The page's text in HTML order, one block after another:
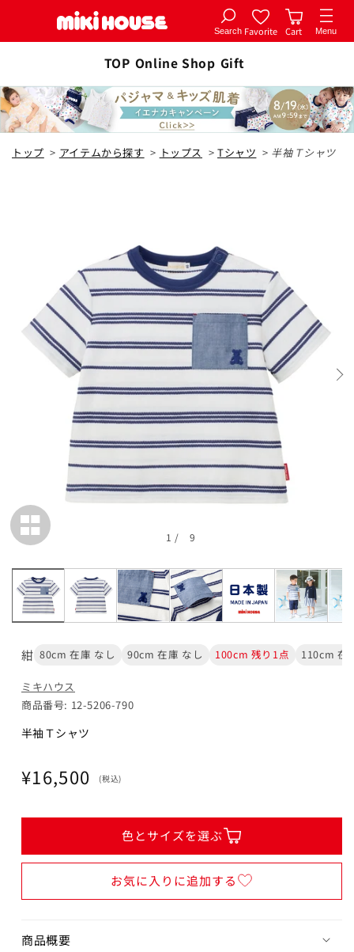
コンテ
Search Favorite Cart Menu
TOP Online Shop Gift
トップ > アイテムから探す > トップス > Tシャツ > 半袖Ｔシャツ
1 / 9
紺 80cm 在庫 なし 90cm 在庫 なし 100cm 残り1点 110cm 在
ミキハウス
商品番号: 12-5206-790
半袖Ｔシャツ
通
¥16,500 (税込)
色とサイズを選ぶ
お気に入りに追加する
カートに追加
全1色
紺
¥16,500
在庫 なし 入荷通知
100cm
¥16,500
残り1点
カートに追加
¥16,500
在庫 なし 入荷通知
120cm
¥16,500
¥16,500
在庫 なし 入荷通知
¥16,500
在庫 なし
商品概要